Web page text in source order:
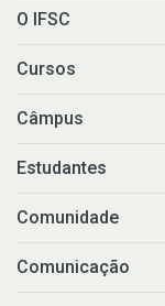
O IFSC
Cursos
Câmpus
Estudantes
Comunidade
Comunicação